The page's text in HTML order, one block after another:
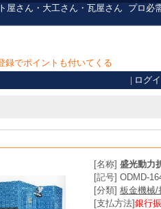
屋さん・大工さん・瓦屋さん プロ必
録でポイントも付いてくる
| ログ
[名称] 盛光動力
[記号] ODMD-
[分類] 板金機械/
[支払方法]銀行